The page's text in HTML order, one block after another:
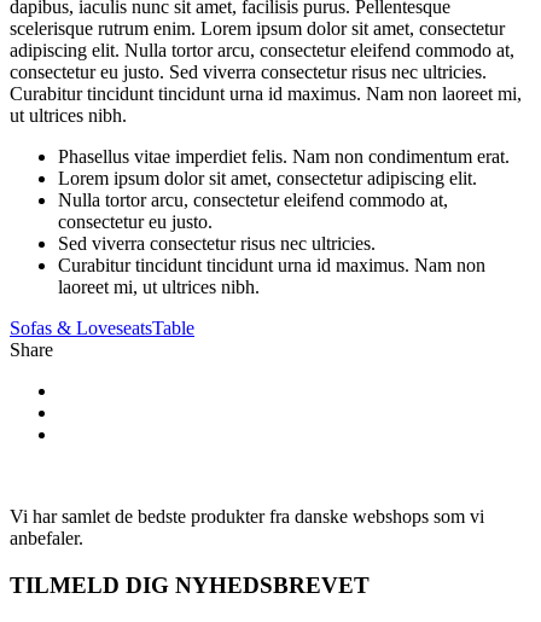
dapibus, iaculis nunc sit amet, facilisis purus. Pellentesque
scelerisque rutrum enim. Lorem ipsum dolor sit amet, consectetur
adipiscing elit. Nulla tortor arcu, consectetur eleifend commodo at,
consectetur eu justo. Sed viverra consectetur risus nec ultricies.
Curabitur tincidunt tincidunt urna id maximus. Nam non laoreet mi,
ut ultrices nibh.
Phasellus vitae imperdiet felis. Nam non condimentum erat.
Lorem ipsum dolor sit amet, consectetur adipiscing elit.
Nulla tortor arcu, consectetur eleifend commodo at,
consectetur eu justo.
Sed viverra consectetur risus nec ultricies.
Curabitur tincidunt tincidunt urna id maximus. Nam non
laoreet mi, ut ultrices nibh.
Sofas & LoveseatsTable
Share
Vi har samlet de bedste produkter fra danske webshops som vi
anbefaler.
TILMELD DIG NYHEDSBREVET